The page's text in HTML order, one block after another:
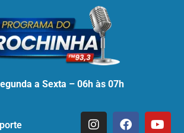
a Sexta – 06h às 07h